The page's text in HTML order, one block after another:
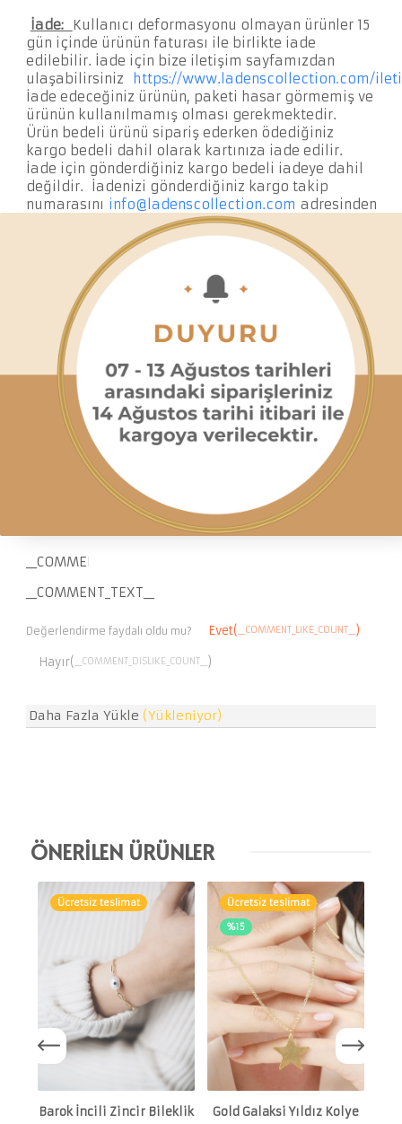
İade: Kullanıcı deformasyonu olmayan ürünler 15
gün içinde ürünün faturası ile birlikte iade
edilebilir. İade için bize iletişim sayfamızdan
ulaşabilirsiniz
https://www.ladenscollection.com/
İade edeceğiniz ürünün, paketi hasar görmemiş ve
ürünün kullanılmamış olması gerekmektedir.
Ürün bedeli ürünü sipariş ederken ödediğiniz
kargo bedeli dahil olarak kartınıza iade edilir.
İade için gönderdiğiniz kargo bedeli iadeye dahil
değildir. İadenizi gönderdiğiniz kargo takip
numarasını info@ladenscollection.com adresinden
bizimle paylaşmanızı rica ederiz.
Ürün tarafımıza ulaştığında iade kriterleri
çerçevesinde uygun ise hesabınıza ödemenizi iade
ediyor olacağız.
Büyük Makyaj Çantası - Lila için
kullanıcı değerlendirmeleri
İlk Değerlendiren Sen Ol
Değerlendirme yapabilmek için oturum açmanız
gerekmektedir
__COMMENT_DATE__
__COMMENT_THUMBNAIL_IMG__
__COMMENT_TEXT__
Değerlendirme faydalı oldu mu? Evet( __COMMENT_LIKE_COUNT__ )
Hayır( __COMMENT_DISLIKE_COUNT__ )
Daha Fazla Yükle (Yükleniyor)
ÖNERİLEN ÜRÜNLER
Ücretsiz teslimat
Barok İncili Zincir Bileklik
Ücretsiz teslimat
%15
Gold Galaksi Yıldız Kolye